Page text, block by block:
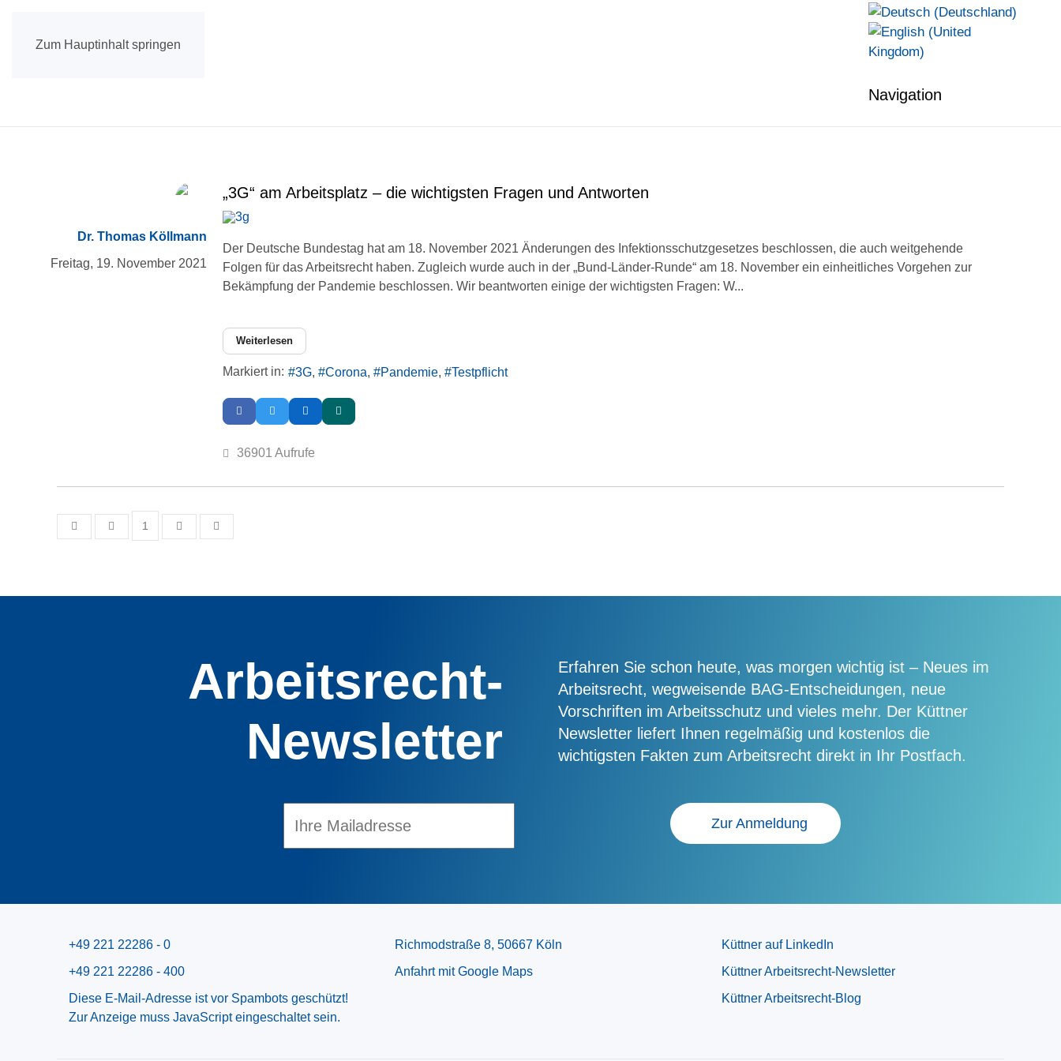
Zum Hauptinhalt springen
Navigation
Dr. Thomas Köllmann
Freitag, 19. November 2021
„3G“ am Arbeitsplatz – die wichtigsten Fragen und Antworten
Der Deutsche Bundestag hat am 18. November 2021 Änderungen des Infektionsschutzgesetzes beschlossen, die auch weitgehende
Folgen für das Arbeitsrecht haben. Zugleich wurde auch in der „Bund-Länder-Runde“ am 18. November ein einheitliches Vorgehen zur
Bekämpfung der Pandemie beschlossen. Wir beantworten einige der wichtigsten Fragen: W...
Weiterlesen
Markiert in: 3G Corona Pandemie Testpflicht
36901 Aufrufe
First PagePrevious Page
1
Next PageLast Page
Arbeitsrecht-
Newsletter
Erfahren Sie schon heute, was morgen wichtig ist – Neues im
Arbeitsrecht, wegweisende BAG-Entscheidungen, neue
Vorschriften im Arbeitsschutz und vieles mehr. Der Küttner
Newsletter liefert Ihnen regelmäßig und kostenlos die
wichtigsten Fakten zum Arbeitsrecht direkt in Ihr Postfach.
Zur Anmeldung
+49 221 22286 - 0
+49 221 22286 - 400
Diese E-Mail-Adresse ist vor Spambots geschützt!
Zur Anzeige muss JavaScript eingeschaltet sein.
Richmodstraße 8, 50667 Köln
Anfahrt mit Google Maps
Küttner auf LinkedIn
Küttner Arbeitsrecht-Newsletter
Küttner Arbeitsrecht-Blog